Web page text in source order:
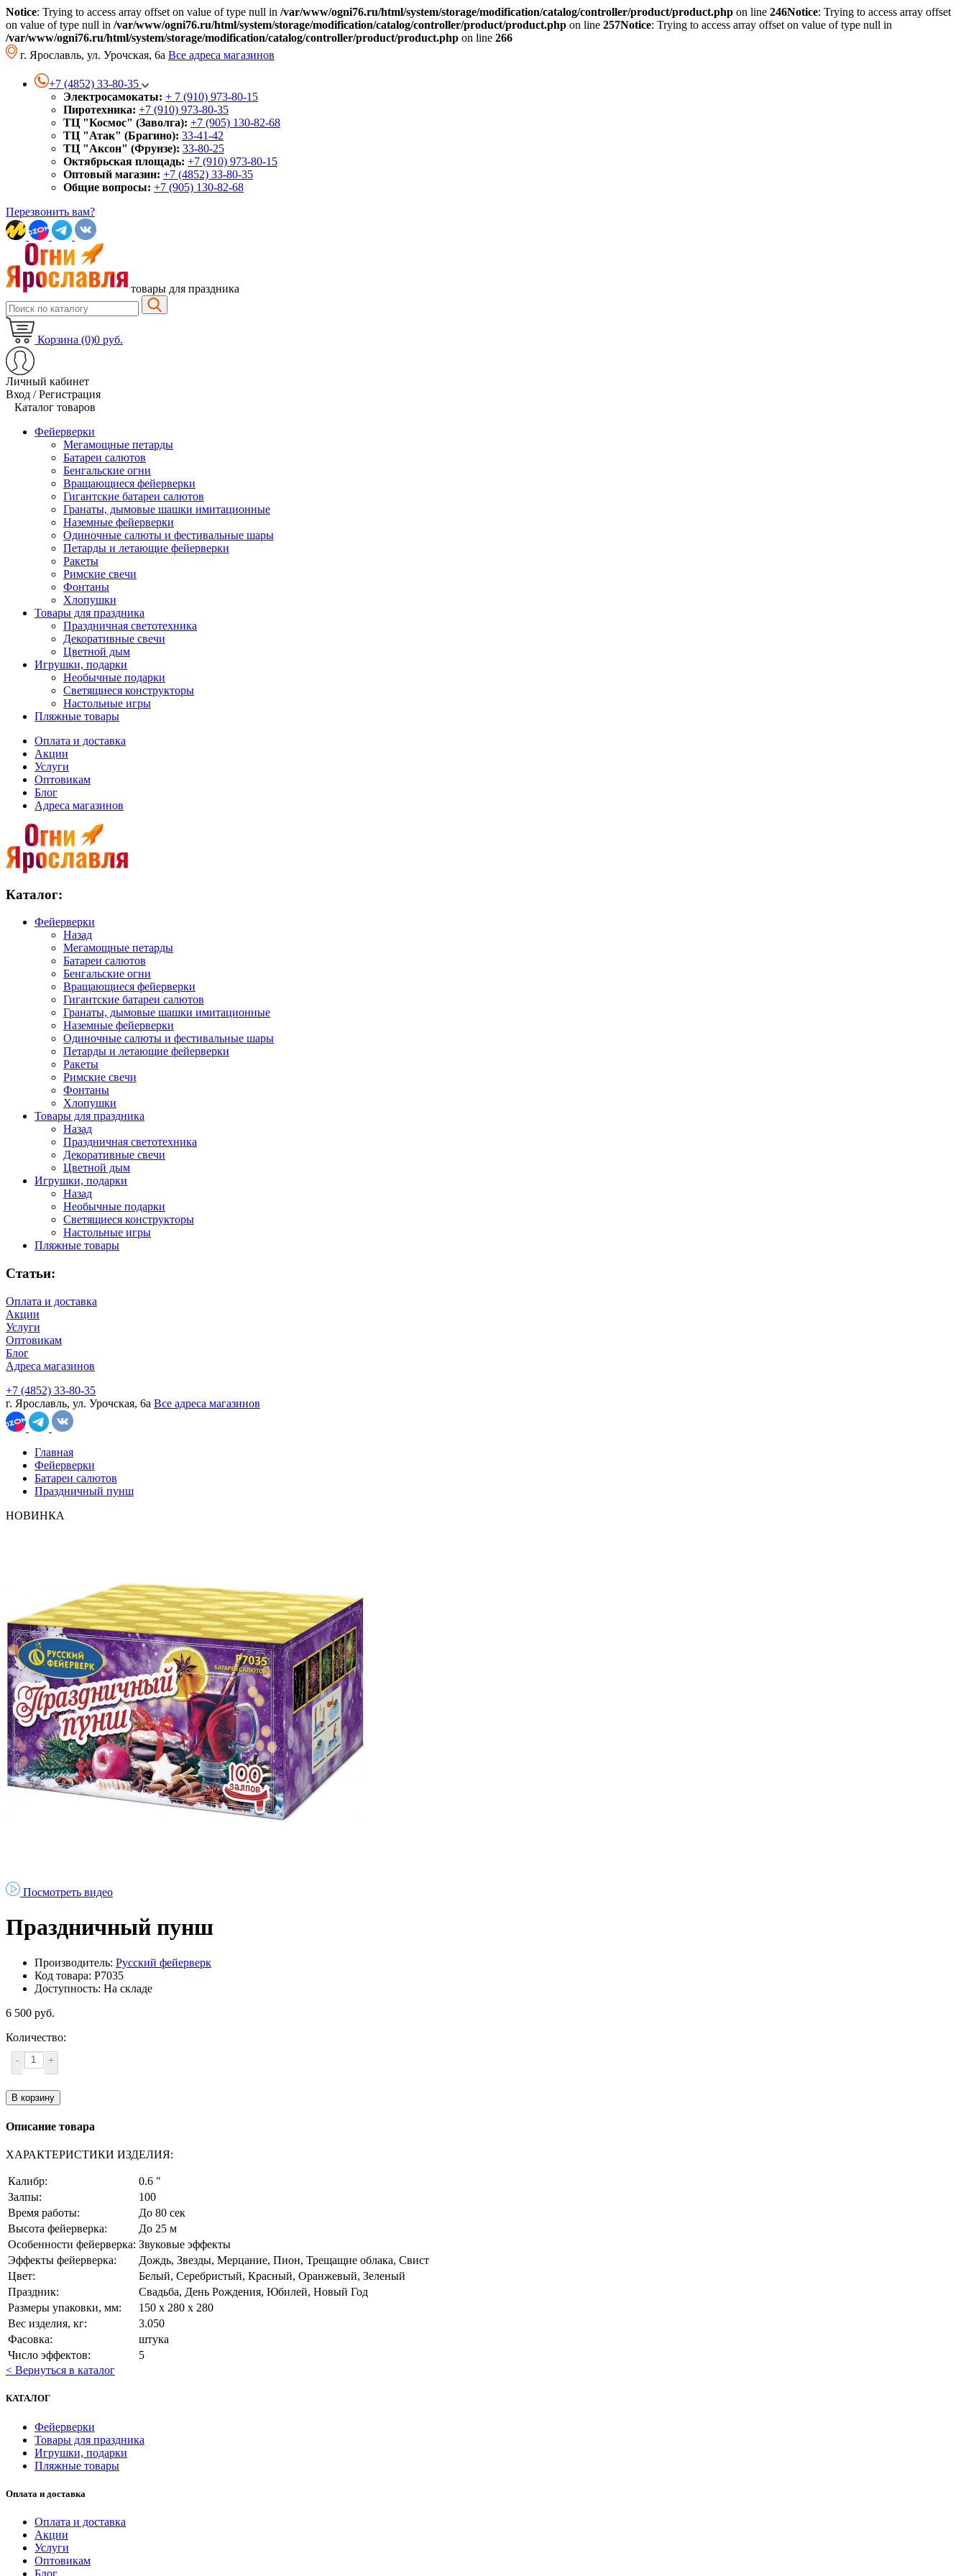
Notice: Trying to access array offset on value of type null in /var/www/ogni76.ru/html/system/storage/modification/catalog/controller/product/product.php on line 246Notice: Trying to access array offset
on value of type null in /var/www/ogni76.ru/html/system/storage/modification/catalog/controller/product/product.php on line 257Notice: Trying to access array offset on value of type null in
/var/www/ogni76.ru/html/system/storage/modification/catalog/controller/product/product.php on line 266
г. Ярославль, ул. Урочская, 6а Все адреса магазинов
+7 (4852) 33-80-35
Электросамокаты: + 7 (910) 973-80-15
Пиротехника: +7 (910) 973-80-35
ТЦ "Космос" (Заволга): +7 (905) 130-82-68
ТЦ "Атак" (Брагино): 33-41-42
ТЦ "Аксон" (Фрунзе): 33-80-25
Октябрьская площадь: +7 (910) 973-80-15
Оптовый магазин: +7 (4852) 33-80-35
Общие вопросы: +7 (905) 130-82-68
Перезвонить вам?
товары для праздника
Корзина (0)0 руб.
Личный кабинет
Вход / Регистрация
Каталог товаров
Фейерверки
Мегамощные петарды
Батареи салютов
Бенгальские огни
Вращающиеся фейерверки
Гигантские батареи салютов
Гранаты, дымовые шашки имитационные
Наземные фейерверки
Одиночные салюты и фестивальные шары
Петарды и летающие фейерверки
Ракеты
Римские свечи
Фонтаны
Хлопушки
Товары для праздника
Праздничная светотехника
Декоративные свечи
Цветной дым
Игрушки, подарки
Необычные подарки
Светящиеся конструкторы
Настольные игры
Пляжные товары
Оплата и доставка
Акции
Услуги
Оптовикам
Блог
Адреса магазинов
Каталог:
Фейерверки
Назад
Мегамощные петарды
Батареи салютов
Бенгальские огни
Вращающиеся фейерверки
Гигантские батареи салютов
Гранаты, дымовые шашки имитационные
Наземные фейерверки
Одиночные салюты и фестивальные шары
Петарды и летающие фейерверки
Ракеты
Римские свечи
Фонтаны
Хлопушки
Товары для праздника
Назад
Праздничная светотехника
Декоративные свечи
Цветной дым
Игрушки, подарки
Назад
Необычные подарки
Светящиеся конструкторы
Настольные игры
Пляжные товары
Статьи:
Оплата и доставка
Акции
Услуги
Оптовикам
Блог
Адреса магазинов
+7 (4852) 33-80-35
г. Ярославль, ул. Урочская, 6а Все адреса магазинов
Главная
Фейерверки
Батареи салютов
Праздничный пунш
НОВИНКА
Посмотреть видео
Праздничный пунш
Производитель: Русский фейерверк
Код товара: Р7035
Доступность: На складе
6 500 руб.
Количество:
- +
В корзину
Описание товара
ХАРАКТЕРИСТИКИ ИЗДЕЛИЯ:
Калибр:
0.6 "
Залпы:
100
Время работы:
До 80 сек
Высота фейерверка:
До 25 м
Особенности фейерверка: Звуковые эффекты
Эффекты фейерверка:
Дождь, Звезды, Мерцание, Пион, Трещащие облака, Свист
Цвет:
Белый, Серебристый, Красный, Оранжевый, Зеленый
Праздник:
Свадьба, День Рождения, Юбилей, Новый Год
Размеры упаковки, мм:
150 х 280 х 280
Вес изделия, кг:
3.050
Фасовка:
штука
Число эффектов:
5
< Вернуться в каталог
КАТАЛОГ
Фейерверки
Товары для праздника
Игрушки, подарки
Пляжные товары
Оплата и доставка
Оплата и доставка
Акции
Услуги
Оптовикам
Блог